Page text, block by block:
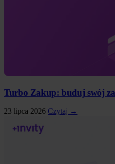
Turbo Zakup: buduj swój
23 lipca 2026 Czytaj →